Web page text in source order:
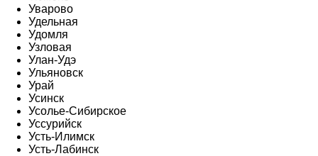
Уварово
Удельная
Удомля
Узловая
Улан-Удэ
Ульяновск
Урай
Усинск
Усолье-Сибирское
Уссурийск
Усть-Илимск
Усть-Лабинск